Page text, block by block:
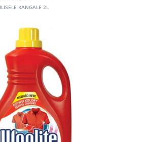
KANGALE 2L